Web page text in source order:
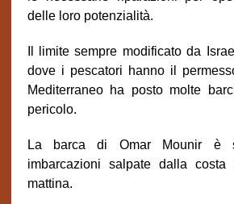
delle loro potenzialità.
Il limite sempre modificato da
dove i pescatori hanno il
Mediterraneo ha posto molte
pericolo.
La barca di Omar Mounir è
imbarcazioni salpate dalla
mattina.